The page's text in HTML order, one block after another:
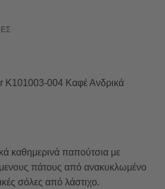
K101003-004 Καφέ Ανδρικά
καθημερινά παπούτσια με
πάτους από ανακυκλωμένο
σόλες από λάστιχο.